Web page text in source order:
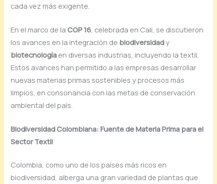
cada vez más exigente.
En el marco de laCOP 16 , celebrada en Cali, se discutieron
los avances en la integración de biodiversidady
biotecnología en diversas industrias, incluyendo la textil.
Estos avances han permitido a las empresas desarrollar
nuevas materias primas sostenibles y procesos más
limpios, en consonancia con las metas de conservación
ambiental del país.
Biodiversidad Colombiana: Fuente de Materia Prima para el
Sector Textil
Colombia, como uno de los países más ricos en
biodiversidad, alberga una gran variedad de plantas que